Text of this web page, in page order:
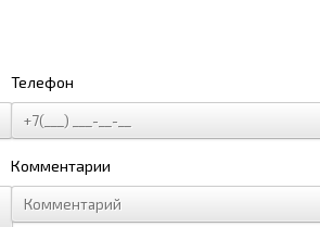
Телефон
Комментарии